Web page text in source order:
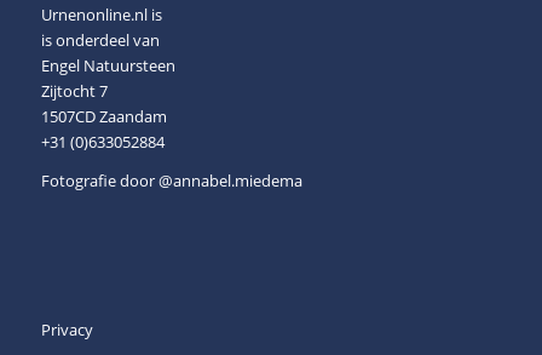
Urnenonline.nl is
is onderdeel van
Engel Natuursteen
Zijtocht 7
1507CD Zaandam
+31 (0)633052884
Fotografie door@annabel.miedema
Privacy